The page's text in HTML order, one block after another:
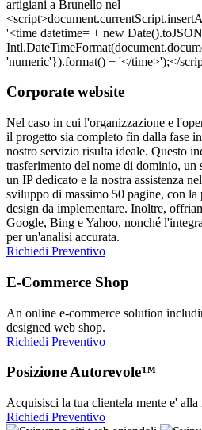
Corporate website
Nel caso in cui l'organizzazione e
il progetto sia completo fin dalla fase
nostro servizio risulta ideale. Questo
trasferimento del nome di dominio, un
un IP dedicato e la nostra assistenza
sviluppo di massimo 50 pagine, con
design da implementare. Inoltre,
Google, Bing e Yahoo, nonché
per un'analisi accurata.
Richiedi Preventivo
E-Commerce Shop
An online e-commerce solution
designed web shop.
Richiedi Preventivo
Posizione Autorevole™
Acquisisci la tua clientela mente e'
Richiedi Preventivo